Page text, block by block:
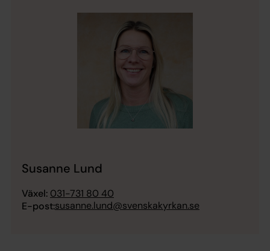
Susanne Lund
Växel: 031-731 80 40
E-post:susanne.lund@svenskakyrkan.se